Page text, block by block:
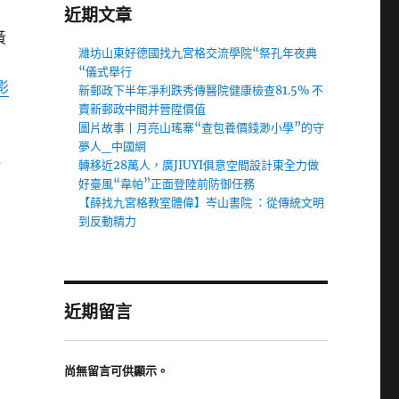
近期文章
濰坊山東好德國找九宮格交流學院“祭孔年夜典
“儀式舉行
新郵政下半年凈利跌秀傳醫院健康檢查81.5% 不
賣新郵政中間并晉陞價值
圖片故事丨月亮山瑤寨“查包養價錢渺小學”的守
夢人_中國網
轉移近28萬人，廣JIUYI俱意空間設計東全力做
好臺風“韋帕”正面登陸前防御任務
【薛找九宮格教室體偉】岑山書院 ：從傳統文明
到反動精力
近期留言
尚無留言可供顯示。